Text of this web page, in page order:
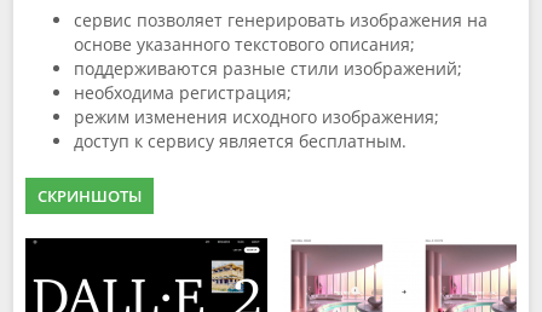
сервис позволяет генерировать изображения на
основе указанного текстового описания;
поддерживаются разные стили изображений;
необходима регистрация;
режим изменения исходного изображения;
доступ к сервису является бесплатным.
СКРИНШОТЫ